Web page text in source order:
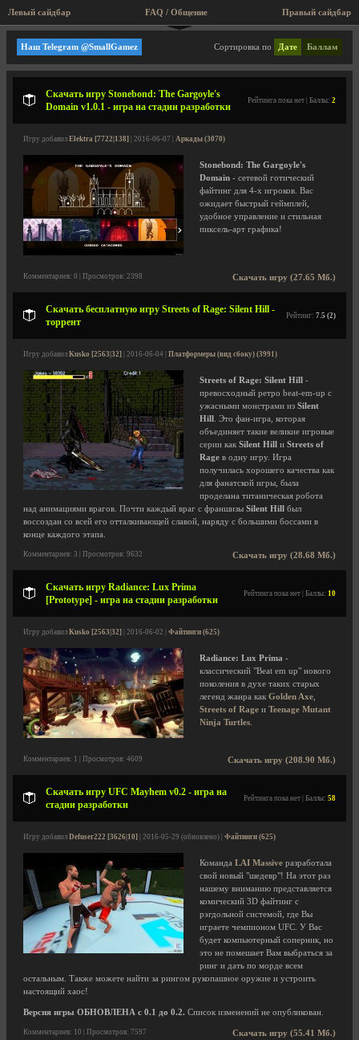
Левый сайдбар Правый сайдбар
FAQ / Общение
Файтинги
Сортировка по Дате Баллам
Наш Telegram @SmallGamez
Скачать игру Stonebond: The Gargoyle's
Domain v1.0.1 - игра на стадии разработки
Рейтинга пока нет | Баллы: 2
Игру добавил Elektra [7722|138] | 2016-06-07 | Аркады (3070)
Stonebond: The Gargoyle's
Domain - сетевой готический
файтинг для 4-х игроков. Вас
ожидает быстрый геймплей,
удобное управление и стильная
пиксель-арт графика!
Скачать игру (27.65 Мб.)
Комментариев: 0 | Просмотров: 2398
Скачать бесплатную игру Streets of Rage: Silent Hill -
торрент
Рейтинг: 7.5 (2)
Игру добавил Kusko [2563|32] | 2016-06-04 | Платформеры (вид сбоку) (3991)
Streets of Rage: Silent Hill -
превосходный ретро beat-em-up с
ужасными монстрами из Silent
Hill
. Это фан-игра, которая
объединяет такие великие игровые
серии как Silent Hill и Streets of
Rage в одну игру. Игра
получилась хорошего качества как
для фанатской игры, была
проделана титаническая робота
над анимациями врагов. Почти каждый враг с франшизы Silent Hill был
воссоздан со всей его отталкивающей славой, наряду с большими боссами в
конце каждого этапа.
Скачать игру (28.68 Мб.)
Комментариев: 3 | Просмотров: 9632
Скачать игру Radiance: Lux Prima
[Prototype] - игра на стадии разработки
Рейтинга пока нет | Баллы: 10
Игру добавил Kusko [2563|32] | 2016-06-02 | Файтинги (625)
Radiance: Lux Prima -
классический "Beat em up" нового
поколения в духе таких старых
легенд жанра как Golden Axe
Streets of Rage и Teenage Mutant
Ninja Turtles
Скачать игру (208.90 Мб.)
Комментариев: 1 | Просмотров: 4609
Скачать игру UFC Mayhem v0.2 - игра на
стадии разработки
Рейтинга пока нет | Баллы: 58
Игру добавил Defuser222 [3626|10] | 2016-05-29 (обновлено) | Файтинги (625)
Команда LAI Massive разработала
свой новый "шедевр"! На этот раз
нашему вниманию представляется
комический 3D файтинг с
рэгдольной системой, где Вы
играете чемпионом UFC. У Вас
будет компьютерный соперник, но
это не помешает Вам выбраться за
ринг и дать по морде всем
остальным. Также можете найти за рингом рукопашное оружие и устроить
настоящий хаос!
Версия игры ОБНОВЛЕНА с 0.1 до 0.2. Список изменений не опубликован.
Скачать игру (55.41 Мб.)
Комментариев: 10 | Просмотров: 7597